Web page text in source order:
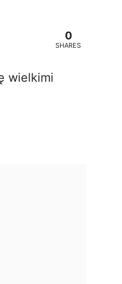
0
SHARES
wielkimi